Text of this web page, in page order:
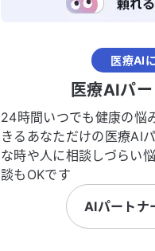
医療AI
医療AIパ
24時間いつでも健康の悩
きるあなただけの医療AI
な時や人に相談しづらい
談もOKです
AIパートナ